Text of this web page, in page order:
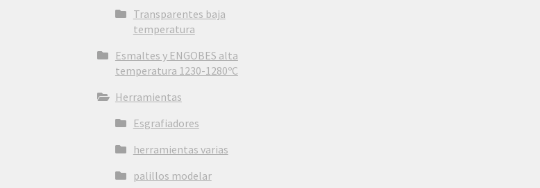
Transparentes baja
temperatura
Esmaltes y ENGOBES alta
temperatura 1230-1280ºC
Herramientas
Esgrafiadores
herramientas varias
palillos modelar